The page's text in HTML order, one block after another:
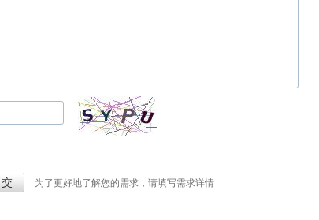
为了更好地了解您的需求，请填写需求详情